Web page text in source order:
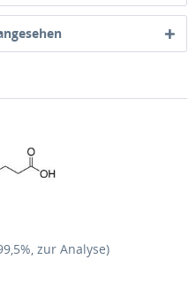
zur Analyse)